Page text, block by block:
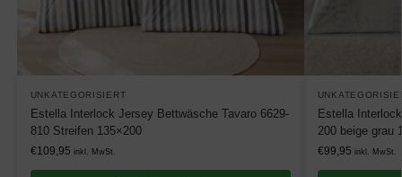
UNKATEGORISIERT
Estella Interlock Jersey Bettwäsche Tavaro 6629-
810 Streifen 135×200
€109,95 inkl. MwSt.
Estella
200 beige grau
€99,95 inkl. MwSt.